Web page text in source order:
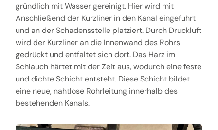
gründlich mit Wasser gereinigt. Hier wird mit
Anschließend der Kurzliner in den Kanal eingeführt
und an der Schadensstelle platziert. Durch Druckluft
wird der Kurzliner an die Innenwand des Rohrs
gedrückt und entfaltet sich dort. Das Harz im
Schlauch härtet mit der Zeit aus, wodurch eine feste
und dichte Schicht entsteht. Diese Schicht bildet
eine neue, nahtlose Rohrleitung innerhalb des
bestehenden Kanals.